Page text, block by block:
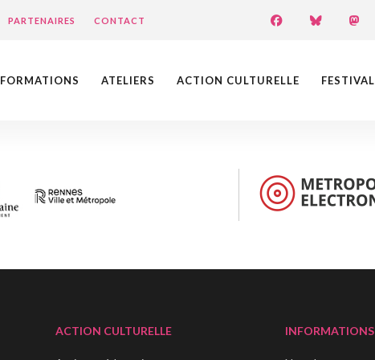
PARTENAIRES CONTACT
FORMATIONS ATELIERS ACTION CULTURELLE FESTIVAL
ACTION CULTURELLE INFORMATIONS